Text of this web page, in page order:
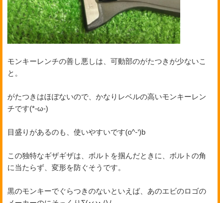
モンキーレンチの善し悪しは、可動部のがたつきが少ないこ
と。
がたつきはほぼないので、かなりレベルの高いモンキーレン
チです(*-ω-)
目盛りがあるのも、使いやすいです(o^-‘)b
この独特なギザギザは、ボルトを掴んだときに、ボルトの角
に当たらず、変形を防ぐそうです。
黒のモンキーでぐらつきのないといえば、あのエビのロゴの